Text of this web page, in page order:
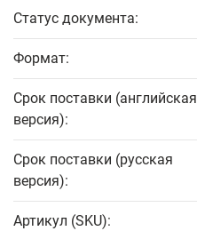
Статус документа:
Формат:
Срок поставки (английская
версия):
Срок поставки (русская
версия):
Артикул (SKU):